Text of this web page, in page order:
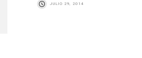
JULIO 29, 2014